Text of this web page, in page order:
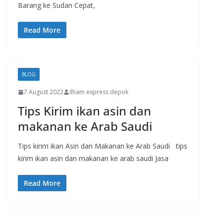
Barang ke Sudan Cepat,
Read More
BLOG
7 August 2022 ilham express depok
Tips Kirim ikan asin dan
makanan ke Arab Saudi
Tips kirim ikan Asin dan Makanan ke Arab Saudi tips
kirim ikan asin dan makanan ke arab saudi Jasa
Read More